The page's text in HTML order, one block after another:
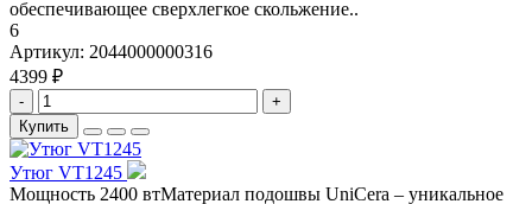
обеспечивающее сверхлегкое скольжение..
6
Артикул: 2044000000316
4399 ₽
-
+
Купить
Утюг VT1245
Мощность 2400 втМатериал подошвы UniCera – уникальное